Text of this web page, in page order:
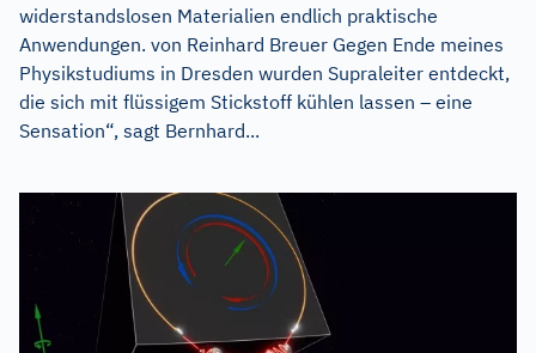
widerstandslosen Materialien endlich praktische
Anwendungen. von Reinhard Breuer Gegen Ende meines
Physikstudiums in Dresden wurden Supraleiter entdeckt,
die sich mit flüssigem Stickstoff kühlen lassen – eine
Sensation“, sagt Bernhard...